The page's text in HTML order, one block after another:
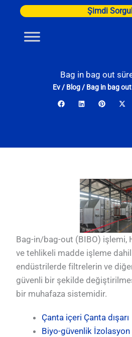
İçeriğe
Şimdi
Bag in bag out
Ev/ Blog/ Bag in bag
Bag-in/bag-out (BIBO) işlemi,
ve tehlikeli madde işleme
endüstrilerde filtrelerin ve
güvenli bir şekilde
bir muhafaza sistemidir.
Çanta içeri Çanta dışarı
Biyo-güvenlik